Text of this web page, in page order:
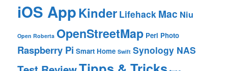
iOS AppKinder Lifehack Mac Niu
Open Roberta OpenStreetMap Perl Photo
Raspberry Pi Smart Home Swift Synology NAS